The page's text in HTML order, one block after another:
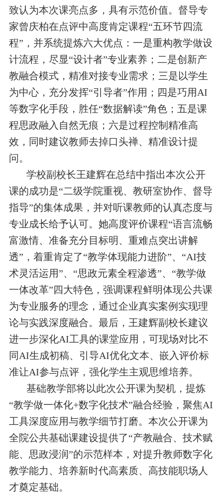
致认为本次课亮点多，具有示范价值。督导专
家曾庆柏在点评中高度肯定课程“五环节四流
程”，并系统提炼六大优点：一是重构教学做设
计流程，尽显“设计者”专业素养；二是创新产
教融合模式，精准对接专业需求；三是以学生
为中心，充分发挥“引导者”作用；四是巧用AI
等数字化手段，胜任“数据解读”角色；五是课
程思政融入自然无痕；六是过程控制精准高
效，同时建议教师去掉口头禅、精准设计提
问。
学校副校长王建辉在总结中指出本次公开
课的成功是“二级学院重视、教研室协作、督导
指导”的集体成果，并对听课教师的认真态度与
专业成长给予认可。她高度评价课程“语言流畅
富激情、准备充分目标明、重难点突出讲解
透”，着重肯定了“教学体现能力进阶”、“AI技
术灵活运用”、“思政元素全程渗透”、“教学做
一体改革”四大特色，强调课程鲜明体现公共课
为专业服务的理念，通过企业真实案例实现理
论与实践深度融合。最后，王建辉副校长建议
进一步深化AI工具的课堂应用，可现场对比不
同AI生成初稿、引导AI优化文本、嵌入评价标
准让AI参与点评，强化学生主观思维培养。
基础教学部将以此次公开课为契机，提炼
“教学做一体化+数字化技术”融合经验，聚焦AI
工具深度应用与教学细节打磨。本次公开课为
全院公共基础课建设提供了“产教融合、技术赋
能、思政浸润”的示范样本，对提升教师数字化
教学能力、培养新时代高素质、高技能职场人
才奠定基础。